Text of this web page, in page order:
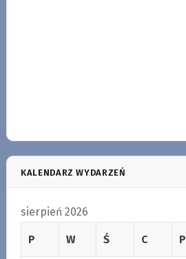
KALENDARZ WYDARZEŃ
sierpień 2026
P W Ś C P